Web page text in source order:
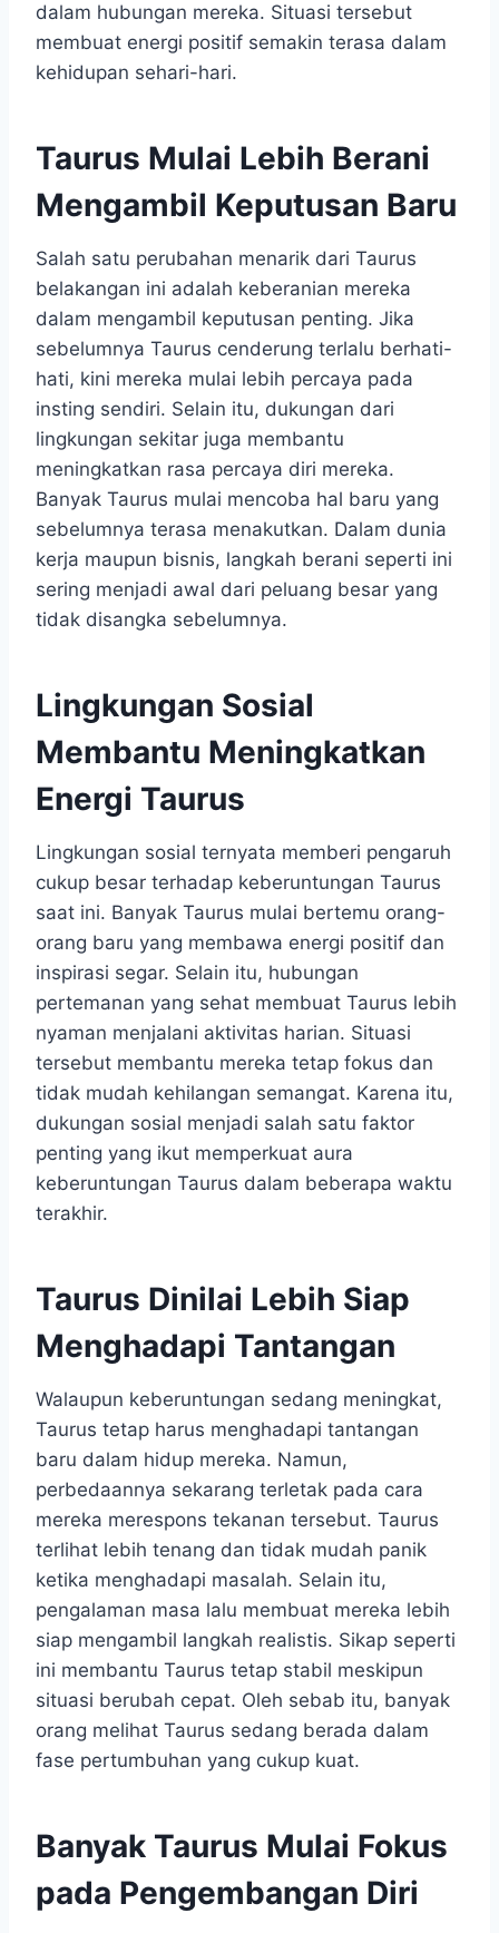
dalam hubungan mereka. Situasi tersebut
membuat energi positif semakin terasa dalam
kehidupan sehari-hari.
Taurus Mulai Lebih Berani
Mengambil Keputusan Baru
Salah satu perubahan menarik dari Taurus
belakangan ini adalah keberanian mereka
dalam mengambil keputusan penting. Jika
sebelumnya Taurus cenderung terlalu berhati-
hati, kini mereka mulai lebih percaya pada
insting sendiri. Selain itu, dukungan dari
lingkungan sekitar juga membantu
meningkatkan rasa percaya diri mereka.
Banyak Taurus mulai mencoba hal baru yang
sebelumnya terasa menakutkan. Dalam dunia
kerja maupun bisnis, langkah berani seperti ini
sering menjadi awal dari peluang besar yang
tidak disangka sebelumnya.
Lingkungan Sosial
Membantu Meningkatkan
Energi Taurus
Lingkungan sosial ternyata memberi pengaruh
cukup besar terhadap keberuntungan Taurus
saat ini. Banyak Taurus mulai bertemu orang-
orang baru yang membawa energi positif dan
inspirasi segar. Selain itu, hubungan
pertemanan yang sehat membuat Taurus lebih
nyaman menjalani aktivitas harian. Situasi
tersebut membantu mereka tetap fokus dan
tidak mudah kehilangan semangat. Karena itu,
dukungan sosial menjadi salah satu faktor
penting yang ikut memperkuat aura
keberuntungan Taurus dalam beberapa waktu
terakhir.
Taurus Dinilai Lebih Siap
Menghadapi Tantangan
Walaupun keberuntungan sedang meningkat,
Taurus tetap harus menghadapi tantangan
baru dalam hidup mereka. Namun,
perbedaannya sekarang terletak pada cara
mereka merespons tekanan tersebut. Taurus
terlihat lebih tenang dan tidak mudah panik
ketika menghadapi masalah. Selain itu,
pengalaman masa lalu membuat mereka lebih
siap mengambil langkah realistis. Sikap seperti
ini membantu Taurus tetap stabil meskipun
situasi berubah cepat. Oleh sebab itu, banyak
orang melihat Taurus sedang berada dalam
fase pertumbuhan yang cukup kuat.
Banyak Taurus Mulai Fokus
pada Pengembangan Diri